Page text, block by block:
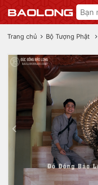
Trang chủ Bộ Tượng Phật